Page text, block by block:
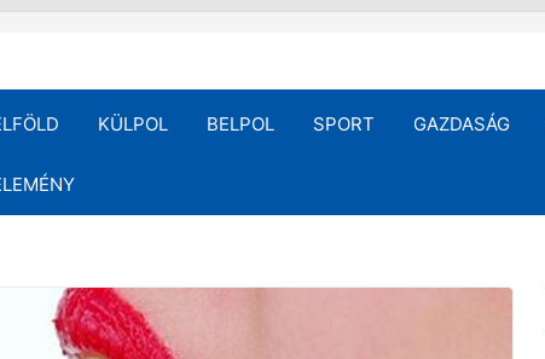
KÜLPOL BELPOL SPORT GAZDASÁG